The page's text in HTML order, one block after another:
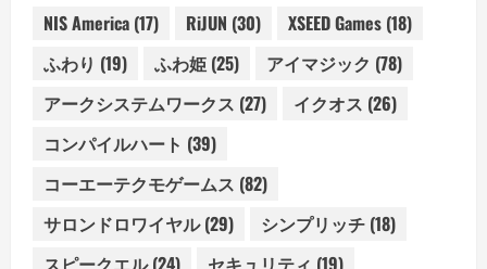
NIS America (17) RiJUN (30) XSEED Games (18)
ふわり (19) ふわ姫 (25) アイマジック (78)
アークシステムワークス (27) イクオス (26)
コンパイルハート (39)
コーエーテクモゲームス (82)
サロンドロワイヤル(29) シンプリッチ (18)
スピークエル(24) セキュリティ (19)